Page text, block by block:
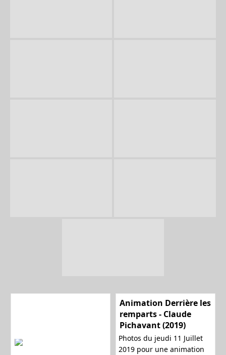
Animation Derrière les
remparts - Claude
Pichavant (2019)
Photos du jeudi 11 Juillet
2019 pour une animation